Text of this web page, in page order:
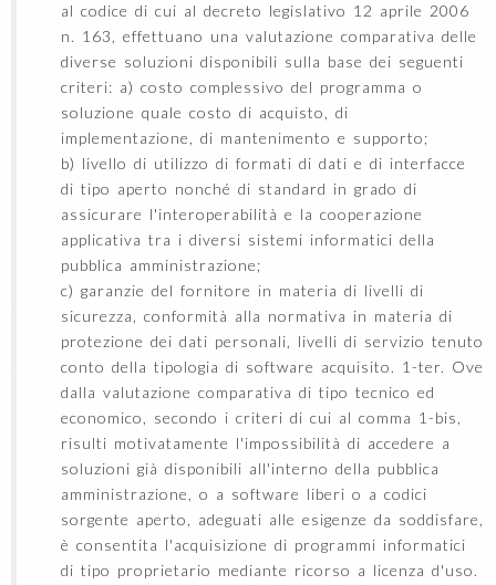
al codice di cui al decreto legislativo 12 aprile 2006
n. 163, effettuano una valutazione comparativa delle
diverse soluzioni disponibili sulla base dei seguenti
criteri: a) costo complessivo del programma o
soluzione quale costo di acquisto, di
implementazione, di mantenimento e supporto;
b) livello di utilizzo di formati di dati e di interfacce
di tipo aperto nonché di standard in grado di
assicurare l'interoperabilità e la cooperazione
applicativa tra i diversi sistemi informatici della
pubblica amministrazione;
c) garanzie del fornitore in materia di livelli di
sicurezza, conformità alla normativa in materia di
protezione dei dati personali, livelli di servizio tenuto
conto della tipologia di software acquisito. 1-ter. Ove
dalla valutazione comparativa di tipo tecnico ed
economico, secondo i criteri di cui al comma 1-bis,
risulti motivatamente l'impossibilità di accedere a
soluzioni già disponibili all'interno della pubblica
amministrazione, o a software liberi o a codici
sorgente aperto, adeguati alle esigenze da soddisfare,
è consentita l'acquisizione di programmi informatici
di tipo proprietario mediante ricorso a licenza d'uso.